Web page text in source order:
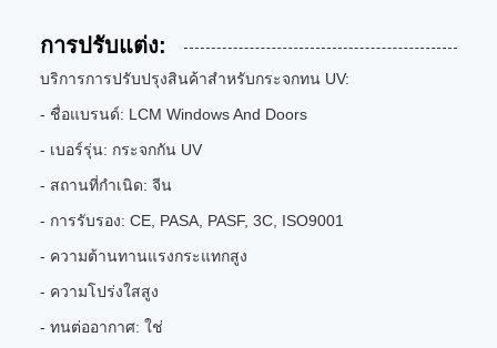
การปรับแต่ง:
บริการการปรับปรุงสินค้าสําหรับกระจกทน UV:
- ชื่อแบรนด์: LCM Windows And Doors
- เบอร์รุ่น: กระจกกัน UV
- สถานที่กําเนิด: จีน
- การรับรอง: CE, PASA, PASF, 3C, ISO9001
- ความต้านทานแรงกระแทกสูง
- ความโปร่งใสสูง
- ทนต่ออากาศ: ใช่